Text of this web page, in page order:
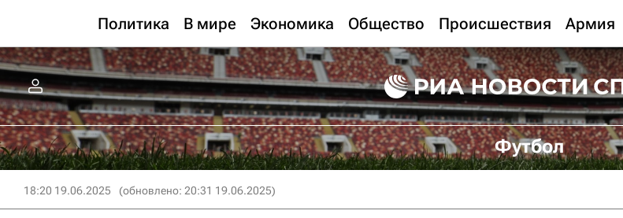
Политика В мире Экономика Общество Происшествия Армия
Футбол
18:20 19.06.2025 (обновлено: 20:31 19.06.2025)